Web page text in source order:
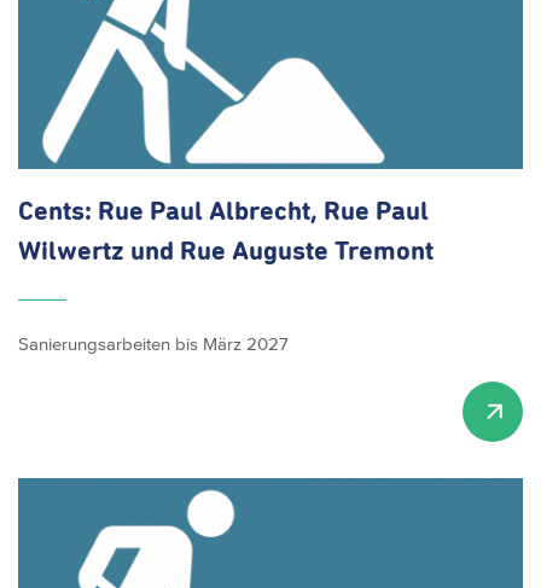
Cents: Rue Paul Albrecht, Rue Paul
Wilwertz und Rue Auguste Tremont
Sanierungsarbeiten bis März 2027